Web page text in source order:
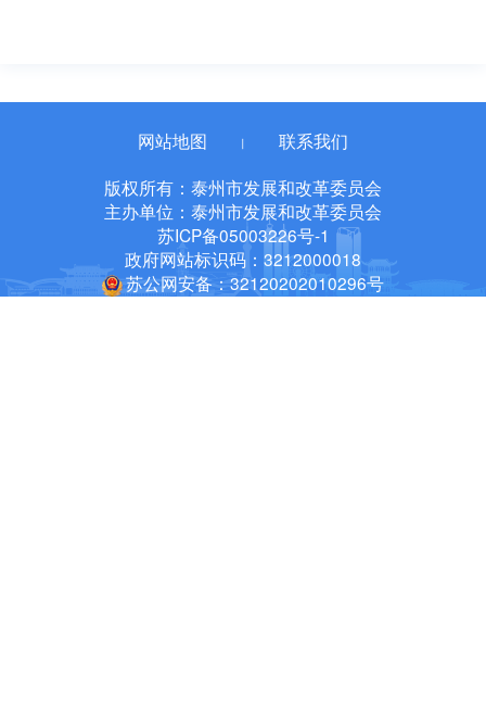
网站地图 丨
联系我们
版权所有：泰州市发展和改革委员会
主办单位：泰州市发展和改革委员会
苏ICP备05003226号-1
政府网站标识码：3212000018
苏公网安备：32120202010296号